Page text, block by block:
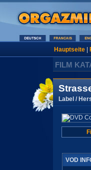
Hauptseite|
FILM
Label /
VOD